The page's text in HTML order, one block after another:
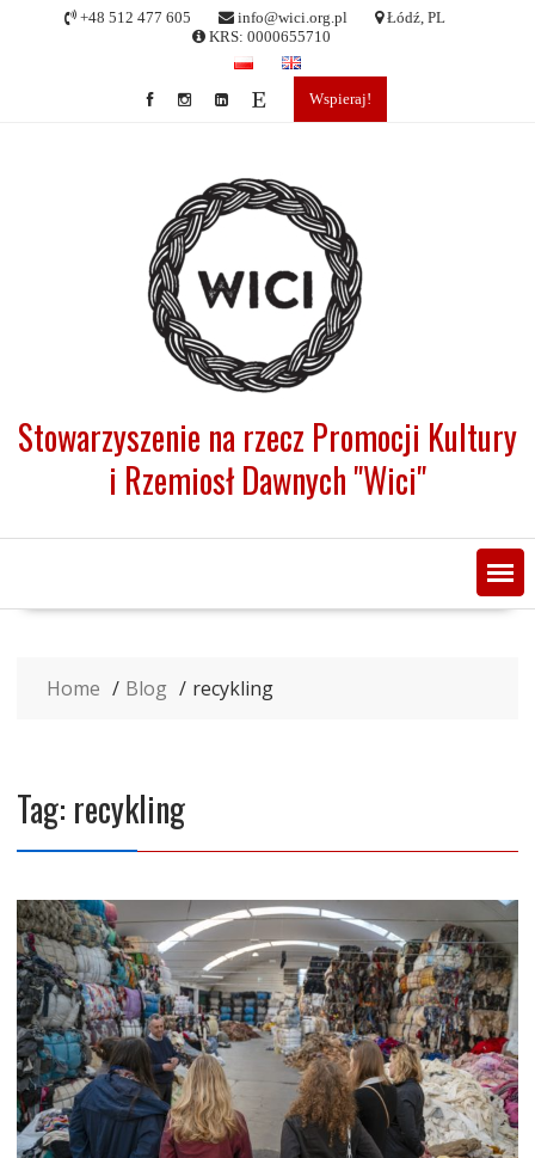
+48 512 477 605 info@wici.org.pl
Łódź, PL
KRS: 0000655710
Wspieraj!
Stowarzyszenie na rzecz Promocji Kultury
i Rzemiosł Dawnych "Wici"
Home Blog recykling
Tag: recykling